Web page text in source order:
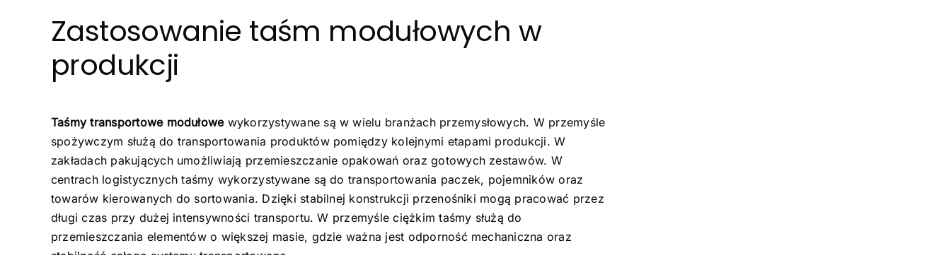
Zastosowanie taśm modułowych w
produkcji
Taśmy transportowe modułowewykorzystywane są w wielu branżach przemysłowych. W przemyśle
spożywczym służą do transportowania produktów pomiędzy kolejnymi etapami produkcji. W
zakładach pakujących umożliwiają przemieszczanie opakowań oraz gotowych zestawów. W
centrach logistycznych taśmy wykorzystywane są do transportowania paczek, pojemników oraz
towarów kierowanych do sortowania. Dzięki stabilnej konstrukcji przenośniki mogą pracować przez
długi czas przy dużej intensywności transportu. W przemyśle ciężkim taśmy służą do
przemieszczania elementów o większej masie, gdzie ważna jest odporność mechaniczna oraz